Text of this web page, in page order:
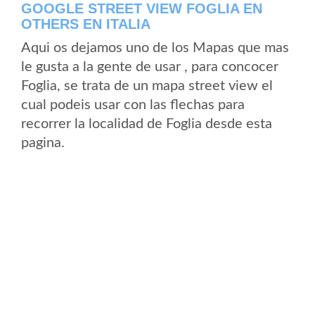
GOOGLE STREET VIEW FOGLIA EN
OTHERS EN ITALIA
Aqui os dejamos uno de los Mapas que mas
le gusta a la gente de usar , para concocer
Foglia, se trata de un mapa street view el
cual podeis usar con las flechas para
recorrer la localidad de Foglia desde esta
pagina.